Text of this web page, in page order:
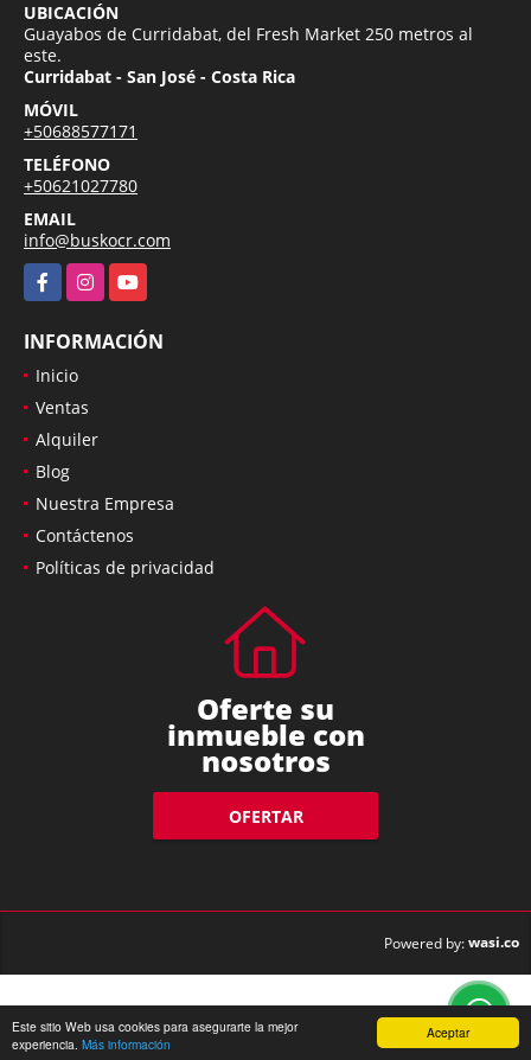
Aceptar
Este sitio Web usa cookies para asegurarte la mejor
experiencia. Más información
UBICACIÓN
Guayabos de Curridabat, del Fresh Market 250 metros al
este.
Curridabat - San José - Costa Rica
MÓVIL
+50688577171
TELÉFONO
+50621027780
EMAIL
info@buskocr.com
FacebookInstagramYouTube
INFORMACIÓN
Inicio
Ventas
Alquiler
Blog
Nuestra Empresa
Contáctenos
Políticas de privacidad
Oferte su
inmueble con
nosotros
OFERTAR
Powered by:wasi.co